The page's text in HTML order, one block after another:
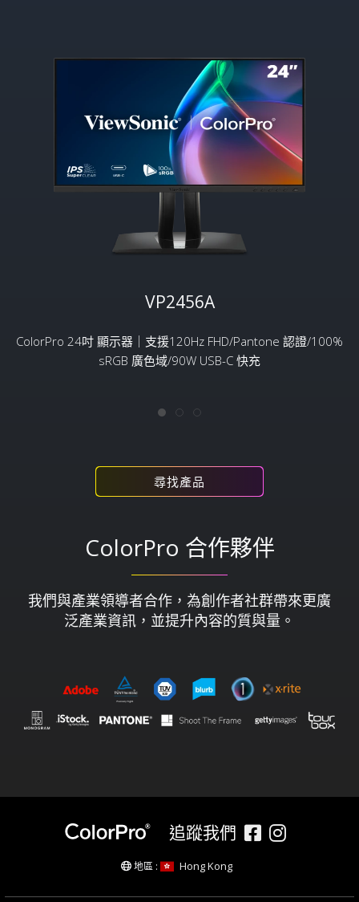
VP2456A
ColorPro 24吋 顯示器｜支援120Hz FHD/Pantone 認證/100%
sRGB 廣色域/90W USB-C 快充
尋找產品
ColorPro 合作夥伴
我們與產業領導者合作，為創作者社群帶來更廣
泛產業資訊，並提升內容的質與量。​
追蹤我們
地區 : Hong Kong